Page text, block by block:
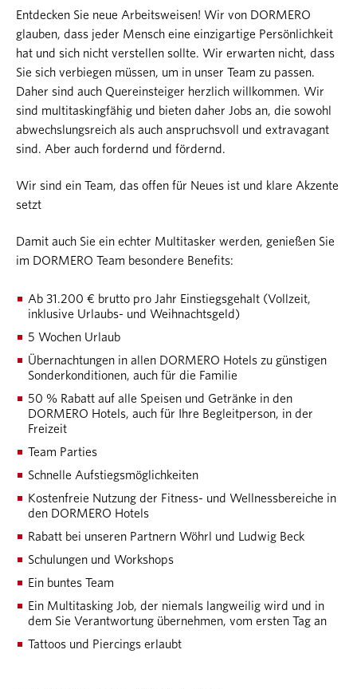
Entdecken Sie neue Arbeitsweisen! Wir von DORMERO
glauben, dass jeder Mensch eine einzigartige Persönlichkeit
hat und sich nicht verstellen sollte. Wir erwarten nicht, dass
Sie sich verbiegen müssen, um in unser Team zu passen.
Daher sind auch Quereinsteiger herzlich willkommen. Wir
sind multitaskingfähig und bieten daher Jobs an, die sowohl
abwechslungsreich als auch anspruchsvoll und extravagant
sind. Aber auch fordernd und fördernd.
Wir sind ein Team, das offen für Neues ist und klare Akzente
setzt
Damit auch Sie ein echter Multitasker werden, genießen Sie
im DORMERO Team besondere Benefits:
Ab 31.200 € brutto pro Jahr Einstiegsgehalt (Vollzeit,
inklusive Urlaubs- und Weihnachtsgeld)
5 Wochen Urlaub
Übernachtungen in allen DORMERO Hotels zu günstigen
Sonderkonditionen, auch für die Familie
50 % Rabatt auf alle Speisen und Getränke in den
DORMERO Hotels, auch für Ihre Begleitperson, in der
Freizeit
Team Parties
Schnelle Aufstiegsmöglichkeiten
Kostenfreie Nutzung der Fitness- und Wellnessbereiche in
den DORMERO Hotels
Rabatt bei unseren Partnern Wöhrl und Ludwig Beck
Schulungen und Workshops
Ein buntes Team
Ein Multitasking Job, der niemals langweilig wird und in
dem Sie Verantwortung übernehmen, vom ersten Tag an
Tattoos und Piercings erlaubt